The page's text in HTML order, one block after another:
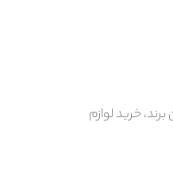
خرید لوازم